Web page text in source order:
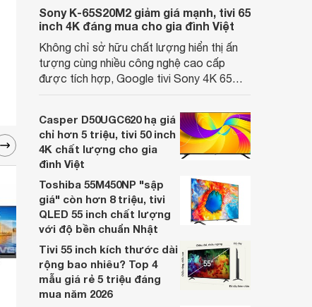
Sony K-65S20M2 giảm giá mạnh, tivi 65
inch 4K đáng mua cho gia đình Việt
Không chỉ sở hữu chất lượng hiển thị ấn
tượng cùng nhiều công nghệ cao cấp
được tích hợp, Google tivi Sony 4K 65
nhiều cửa hàng điện máy giảm giá sâu.
Casper D50UGC620 hạ giá
chỉ hơn 5 triệu, tivi 50 inch
4K chất lượng cho gia
đình Việt
Toshiba 55M450NP "sập
giá" còn hơn 8 triệu, tivi
QLED 55 inch chất lượng
với độ bền chuẩn Nhật
Tivi 55 inch kích thước dài
rộng bao nhiêu? Top 4
mẫu giá rẻ 5 triệu đáng
mua năm 2026